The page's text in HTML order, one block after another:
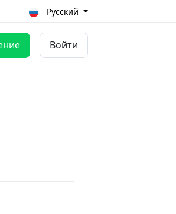
Русский
Войти